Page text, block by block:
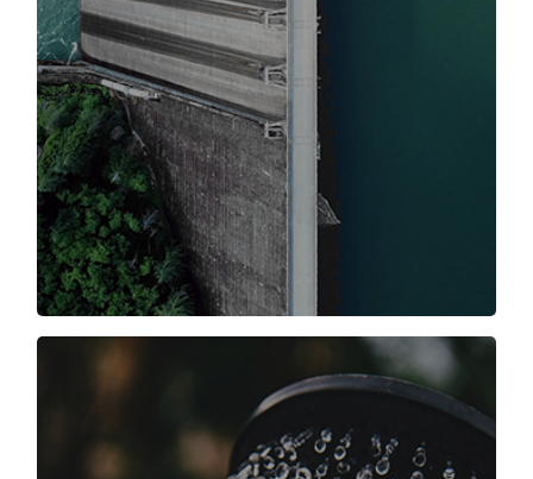
faktiniais stebimais duomenimis. Tada
apskaičiuosime vartojimo modelius, išanalizuosime
jų poveikį aplinkai ir pasiūlysime geriausios
praktikos pavyzdžių.
šiuo bandomuoju projektu siekiama informuoti
piliečius, kad maistas yra pagrindinis kietųjų
buitinių atliekų šaltinis ir kad kietosios atliekos
"neišnyksta", jas reikia apdoroti ir, jei įmanoma,